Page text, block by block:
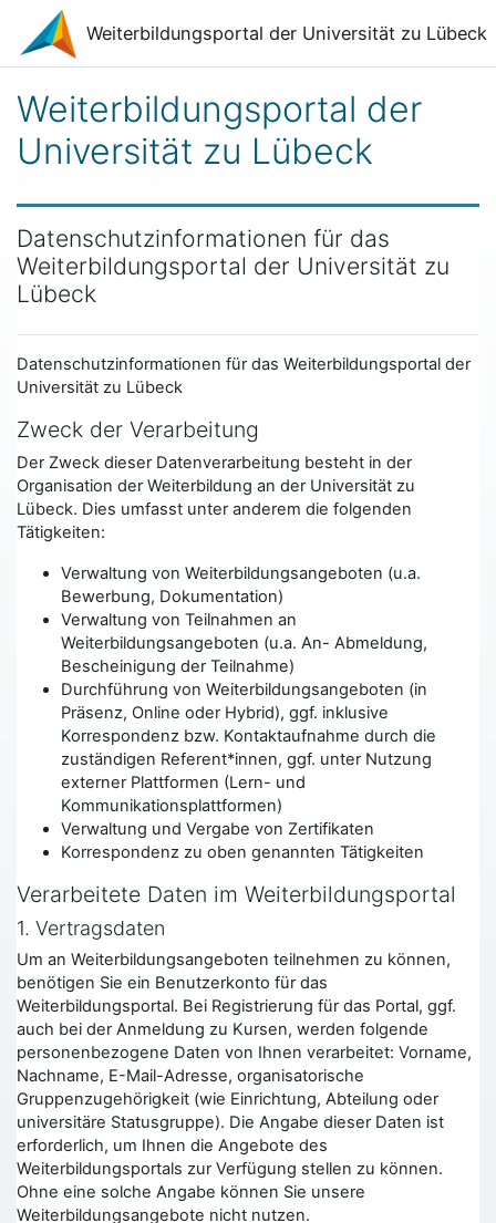
Zum Hauptinhalt
Weiterbildungsportal der Universität zu Lübeck
Weiterbildungsportal der
Universität zu Lübeck
Datenschutzinformationen für das
Weiterbildungsportal der Universität zu
Lübeck
Datenschutzinformationen für das Weiterbildungsportal der
Universität zu Lübeck
Zweck der Verarbeitung
Der Zweck dieser Datenverarbeitung besteht in der
Organisation der Weiterbildung an der Universität zu
Lübeck. Dies umfasst unter anderem die folgenden
Tätigkeiten:
Verwaltung von Weiterbildungsangeboten (u.a.
Bewerbung, Dokumentation)
Verwaltung von Teilnahmen an
Weiterbildungsangeboten (u.a. An- Abmeldung,
Bescheinigung der Teilnahme)
Durchführung von Weiterbildungsangeboten (in
Präsenz, Online oder Hybrid), ggf. inklusive
Korrespondenz bzw. Kontaktaufnahme durch die
zuständigen Referent*innen, ggf. unter Nutzung
externer Plattformen (Lern- und
Kommunikationsplattformen)
Verwaltung und Vergabe von Zertifikaten
Korrespondenz zu oben genannten Tätigkeiten
Verarbeitete Daten im Weiterbildungsportal
1. Vertragsdaten
Um an Weiterbildungsangeboten teilnehmen zu können,
benötigen Sie ein Benutzerkonto für das
Weiterbildungsportal. Bei Registrierung für das Portal, ggf.
auch bei der Anmeldung zu Kursen, werden folgende
personenbezogene Daten von Ihnen verarbeitet: Vorname,
Nachname, E-Mail-Adresse, organisatorische
Gruppenzugehörigkeit (wie Einrichtung, Abteilung oder
universitäre Statusgruppe). Die Angabe dieser Daten ist
erforderlich, um Ihnen die Angebote des
Weiterbildungsportals zur Verfügung stellen zu können.
Ohne eine solche Angabe können Sie unsere
Weiterbildungsangebote nicht nutzen.